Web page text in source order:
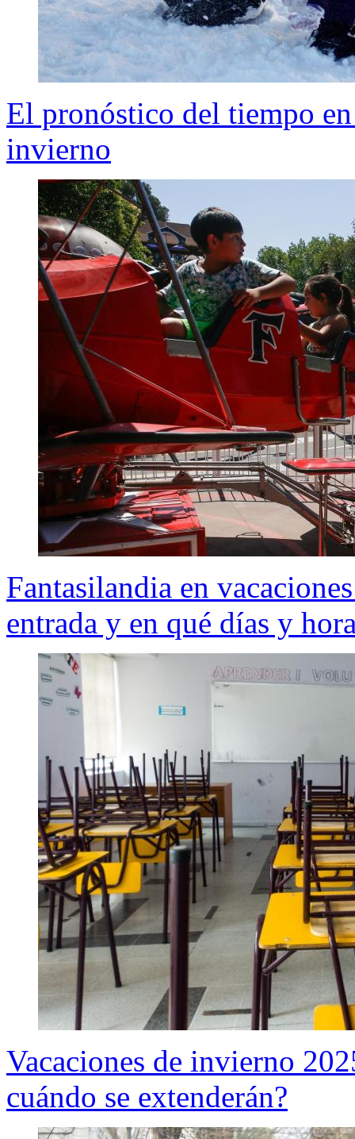
El pronóstico del tiempo en
invierno
Fantasilandia en
entrada y en qué días y
Vacaciones de invierno
cuándo se extenderán?